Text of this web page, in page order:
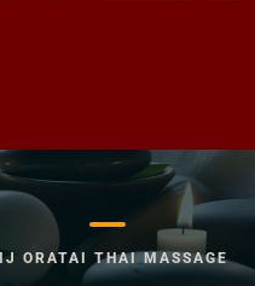
ORATAI THAI MASSAGE